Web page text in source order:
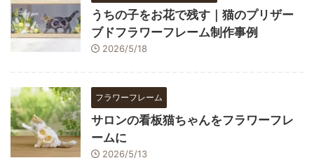
うちの子をお花で残す｜猫のプリザー
ブドフラワーフレーム制作事例
2026/5/18
フラワーフレーム
サロンの看板猫ちゃんをフラワーフレ
ームに
2026/5/13